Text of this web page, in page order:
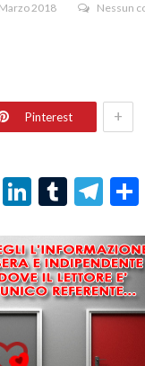
2018 Nessun
Pinterest +
Pinterest
LinkedIn
Tumblr